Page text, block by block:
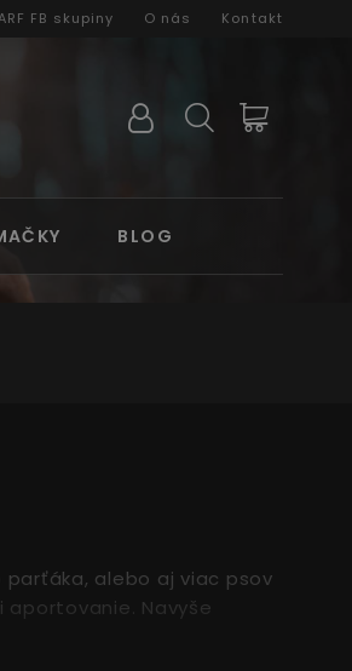
FB skupiny O nás Kontakt
BLOG
alebo aj viac psov
aportovanie. Navyše